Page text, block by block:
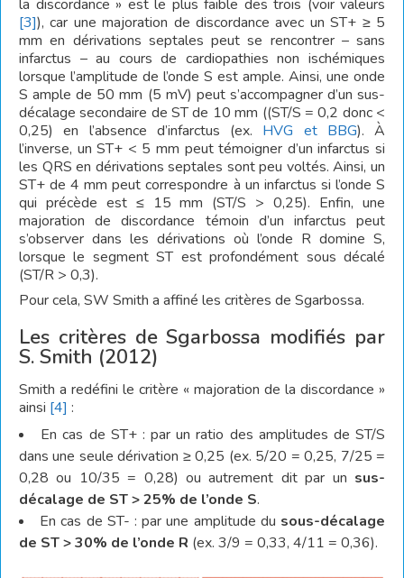
la discordance » est le plus faible des trois (voir valeurs
[3]), car une majoration de discordance avec un ST+ ≥ 5
mm en dérivations septales peut se rencontrer – sans
infarctus – au cours de cardiopathies non ischémiques
lorsque l’amplitude de l’onde S est ample. Ainsi, une onde
S ample de 50 mm (5 mV) peut s’accompagner d’un sus-
décalage secondaire de ST de 10 mm ((ST/S = 0,2 donc <
0,25) en l’absence d’infarctus (ex. HVG et BBG). À
l’inverse, un ST+ < 5 mm peut témoigner d’un infarctus si
les QRS en dérivations septales sont peu voltés. Ainsi, un
ST+ de 4 mm peut correspondre à un infarctus si l’onde S
qui précède est ≤ 15 mm (ST/S > 0,25). Enfin, une
majoration de discordance témoin d’un infarctus peut
s’observer dans les dérivations où l’onde R domine S,
lorsque le segment ST est profondément sous décalé
(ST/R > 0,3).
Pour cela, SW Smith a affiné les critères de Sgarbossa.
Les critères de Sgarbossa modifiés par
S. Smith (2012)
Smith a redéfini le critère « majoration de la discordance »
ainsi [4] :
En cas de ST+ : par un ratio des amplitudes de ST/S
dans une seule dérivation ≥ 0,25 (ex. 5/20 = 0,25, 7/25 =
0,28 ou 10/35 = 0,28) ou autrement dit par un sus-
décalage de ST > 25% de l’onde S.
En cas de ST- : par une amplitude du sous-décalage
de ST > 30% de l’onde R (ex. 3/9 = 0,33, 4/11 = 0,36).